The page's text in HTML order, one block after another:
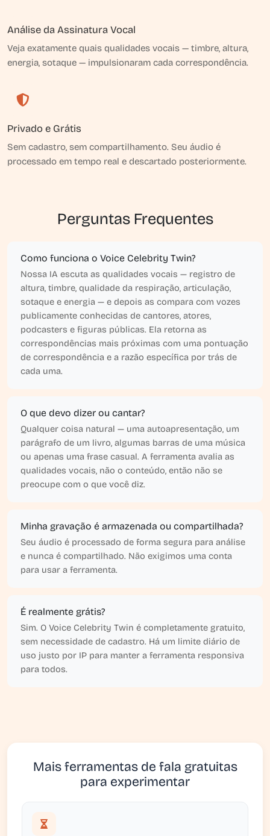
Análise da Assinatura Vocal
Veja exatamente quais qualidades vocais — timbre, altura,
energia, sotaque — impulsionaram cada correspondência.
Privado e Grátis
Sem cadastro, sem compartilhamento. Seu áudio é
processado em tempo real e descartado posteriormente.
Perguntas Frequentes
Como funciona o Voice Celebrity Twin?
Nossa IA escuta as qualidades vocais — registro de
altura, timbre, qualidade da respiração, articulação,
sotaque e energia — e depois as compara com vozes
publicamente conhecidas de cantores, atores,
podcasters e figuras públicas. Ela retorna as
correspondências mais próximas com uma pontuação
de correspondência e a razão específica por trás de
cada uma.
O que devo dizer ou cantar?
Qualquer coisa natural — uma autoapresentação, um
parágrafo de um livro, algumas barras de uma música
ou apenas uma frase casual. A ferramenta avalia as
qualidades vocais, não o conteúdo, então não se
preocupe com o que você diz.
Minha gravação é armazenada ou compartilhada?
Seu áudio é processado de forma segura para análise
e nunca é compartilhado. Não exigimos uma conta
para usar a ferramenta.
É realmente grátis?
Sim. O Voice Celebrity Twin é completamente gratuito,
sem necessidade de cadastro. Há um limite diário de
uso justo por IP para manter a ferramenta responsiva
para todos.
Mais ferramentas de fala gratuitas
para experimentar